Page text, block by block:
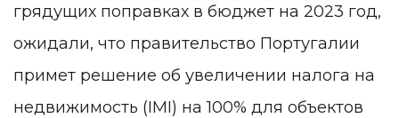
грядущих поправках в бюджет на 2023 год,
ожидали, что правительство Португалии
примет решение об увеличении налога на
недвижимость (IMI) на 100% для объектов